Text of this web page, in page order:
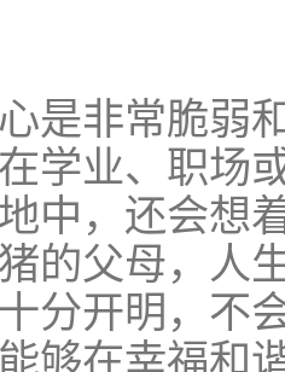
是非常脆弱
学业、职场
中，还会想
的父母，人
分开明，不
够在幸福和